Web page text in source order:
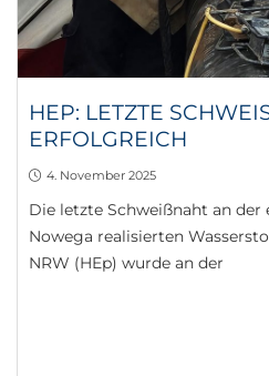
HEP: LETZTE
RFOLGREICH
4. November 2025
Die letzte Schweißnaht an der
Nowega realisierten
NRW (HEp) wurde an der